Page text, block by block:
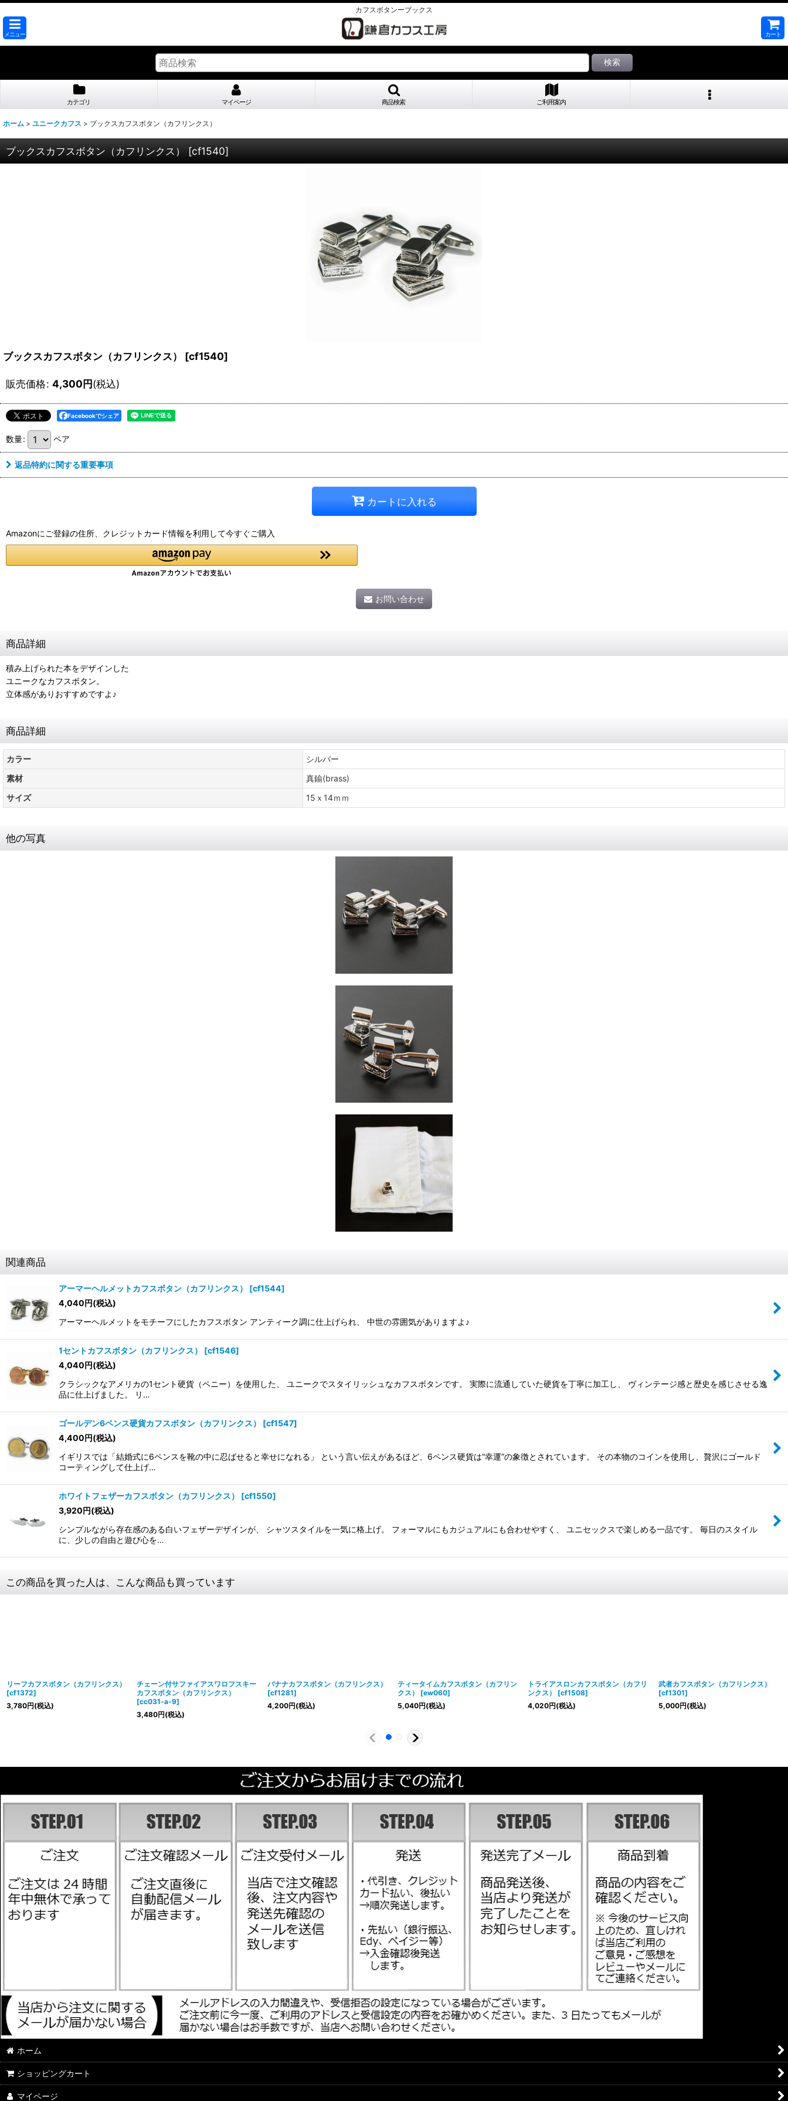
カフスボタンーブックス
メニュー カート
検索
カテゴリ マイページ 商品検索 ご利用案内
ホーム > ユニークカフス > ブックスカフスボタン（カフリンクス）
ブックスカフスボタン（カフリンクス） [cf1540]
ブックスカフスボタン（カフリンクス） [cf1540]
販売価格: 4,300円(税込)
Facebookでシェア
数量: ペア
返品特約に関する重要事項
カートに入れる
Amazonにご登録の住所、クレジットカード情報を利用して今すぐご購入
お問い合わせ
商品詳細
積み上げられた本をデザインした
ユニークなカフスボタン。
立体感がありおすすめですよ♪
商品詳細
カラー
シルバー
素材
真鍮(brass)
サイズ
15ｘ14ｍｍ
他の写真
関連商品
アーマーヘルメットカフスボタン（カフリンクス） [cf1544]
4,040円(税込)
アーマーヘルメットをモチーフにしたカフスボタン アンティーク調に仕上げられ、 中世の雰囲気がありますよ♪
1セントカフスボタン（カフリンクス） [cf1546]
4,040円(税込)
クラシックなアメリカの1セント硬貨（ペニー）を使用した、 ユニークでスタイリッシュなカフスボタンです。 実際に流通していた硬貨を丁寧に加工し、 ヴィンテージ感と歴史を感じさせる逸
品に仕上げました。 リ…
ゴールデン6ペンス硬貨カフスボタン（カフリンクス） [cf1547]
4,400円(税込)
イギリスでは「結婚式に6ペンスを靴の中に忍ばせると幸せになれる」 という言い伝えがあるほど、6ペンス硬貨は“幸運”の象徴とされています。 その本物のコインを使用し、贅沢にゴールド
コーティングして仕上げ…
ホワイトフェザーカフスボタン（カフリンクス） [cf1550]
3,920円(税込)
シンプルながら存在感のある白いフェザーデザインが、 シャツスタイルを一気に格上げ。 フォーマルにもカジュアルにも合わせやすく、 ユニセックスで楽しめる一品です。 毎日のスタイル
に、少しの自由と遊び心を…
この商品を買った人は、こんな商品も買っています
リーフカフスボタン（カフリンクス）
[cf1372]
3,780円(税込)
チェーン付サファイアスワロフスキー
カフスボタン（カフリンクス）
[cc031-a-9]
3,480円(税込)
バナナカフスボタン（カフリンクス）
[cf1281]
4,200円(税込)
ティータイムカフスボタン（カフリン
クス）
[ew060]
5,040円(税込)
トライアスロンカフスボタン（カフリ
ンクス）
[cf1508]
4,020円(税込)
武者カフスボタン（カフリンクス）
[cf1301]
5,000円(税込)
ホーム
ショッピングカート
マイページ